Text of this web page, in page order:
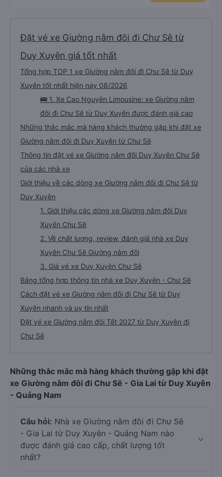
Đặt vé xe Giường nằm đôi đi Chư Sê từ
Duy Xuyên giá tốt nhất
Tổng hợp TOP 1 xe Giường nằm đôi đi Chư Sê từ Duy
Xuyên tốt nhất hiện nay 08/2026
🚌 1. Xe Cao Nguyên Limousine: xe Giường nằm
đôi đi Chư Sê từ Duy Xuyên được đánh giá cao
Những thắc mắc mà hàng khách thường gặp khi đặt xe
Giường nằm đôi đi Duy Xuyên từ Chư Sê
Thông tin đặt vé xe Giường nằm đôi Duy Xuyên Chư Sê
của các nhà xe
Giới thiệu về các dòng xe Giường nằm đôi đi Chư Sê từ
Duy Xuyên
1. Giới thiệu các dòng xe Giường nằm đôi Duy
Xuyên Chư Sê
2. Về chất lượng, review, đánh giá nhà xe Duy
Xuyên Chư Sê Giường nằm đôi
3. Giá vé xe Duy Xuyên Chư Sê
Bảng tổng hợp thông tin nhà xe Duy Xuyên - Chư Sê
Cách đặt vé xe Giường nằm đôi đi Chư Sê từ Duy
Xuyên nhanh và uy tín nhất
Đặt vé xe Giường nằm đôi Tết 2027 từ Duy Xuyên đi
Chư Sê
Những thắc mắc mà hàng khách thường gặp khi đặt
xe Giường nằm đôi đi Chư Sê - Gia Lai từ Duy Xuyên
- Quảng Nam
Câu hỏi: Nhà xe Giường nằm đôi đi Chư Sê
- Gia Lai từ Duy Xuyên - Quảng Nam nào
được đánh giá cao cấp, chất lượng tốt
nhất?